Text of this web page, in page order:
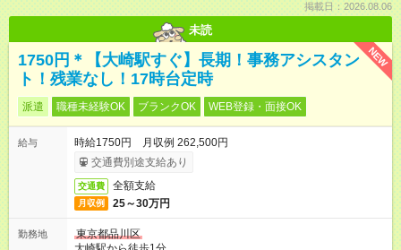
掲載日：2026.08.06
未読
NEW
1750円＊【大崎駅すぐ】長期！事務アシスタン
ト！残業なし！17時台定時
派遣 職種未経験OK ブランクOK WEB登録・面接OK
給与
時給1750円 月収例 262,500円
交通費別途支給あり
交通費 全額支給
月収例 25～30万円
勤務地
東京都品川区